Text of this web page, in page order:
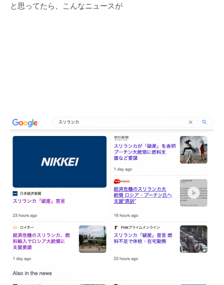
と思ってたら、こんなニュースが